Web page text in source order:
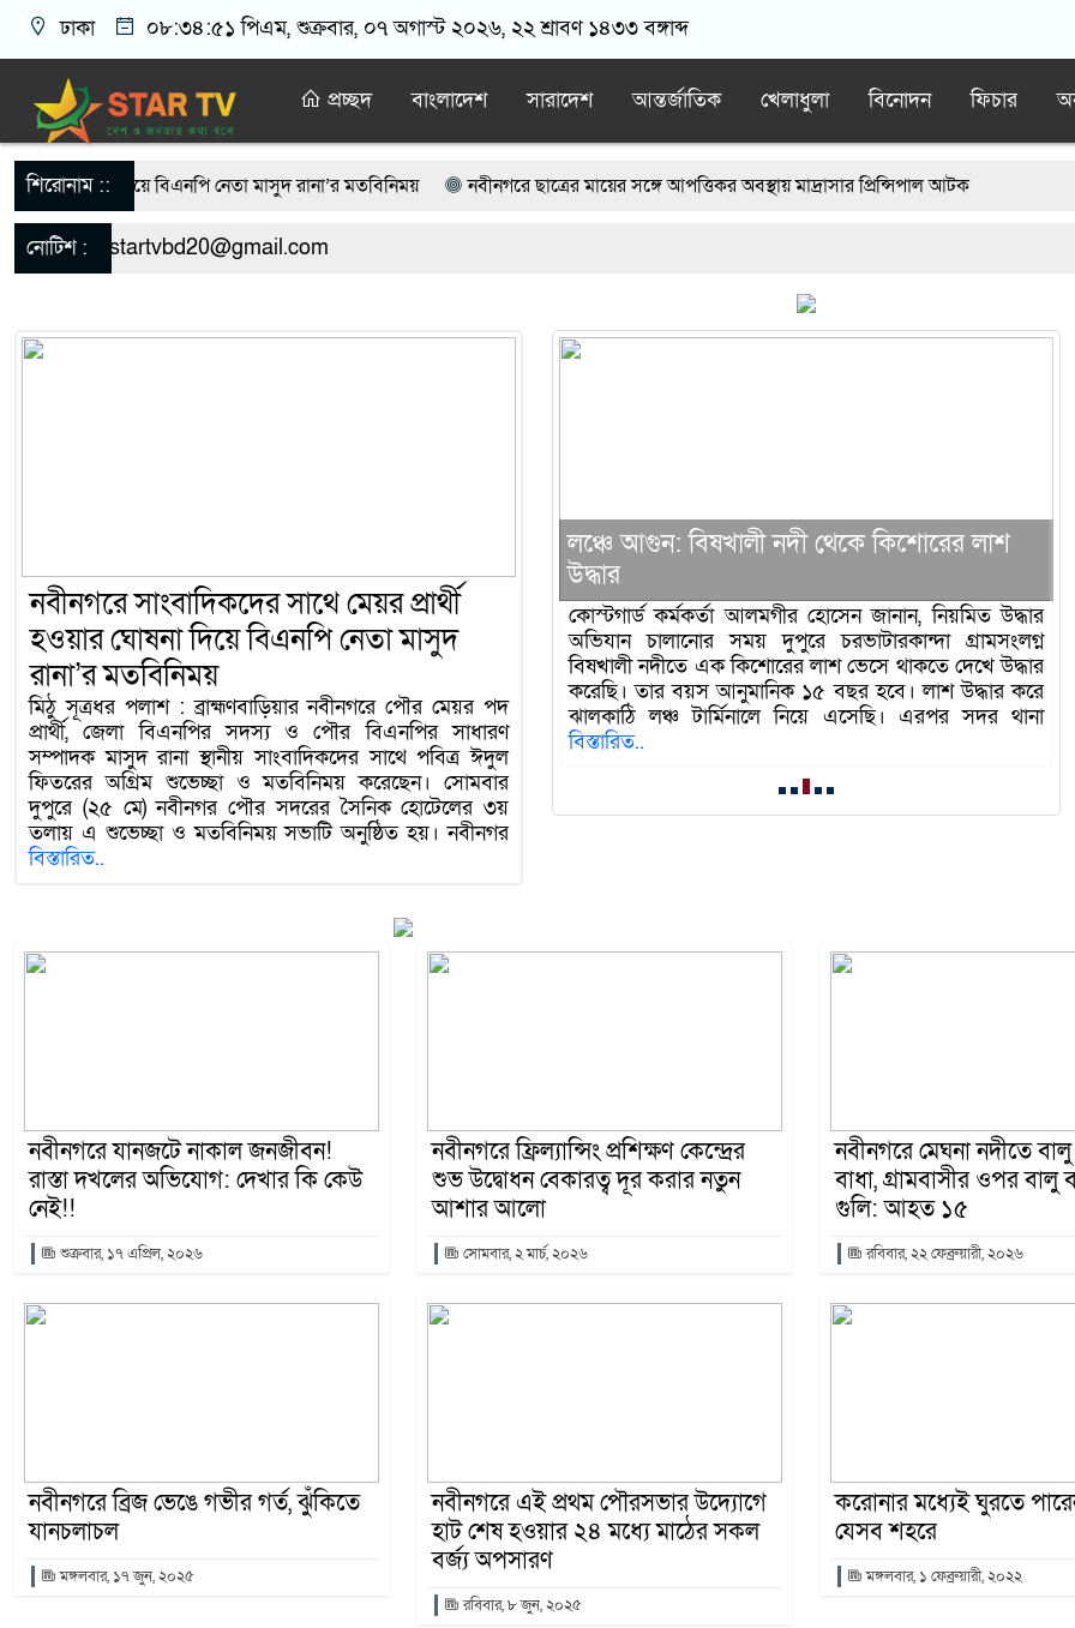
ঢাকা ০৮:৩৪:৫২ পিএম, শুক্রবার, ০৭ অগাস্ট ২০২৬, ২২ শ্রাবণ ১৪৩৩ বঙ্গাব্দ
প্রচ্ছদ বাংলাদেশ সারাদেশ আন্তর্জাতিক খেলাধুলা বিনোদন ফিচার
শিরোনাম ::
বিএনপি নেতা মাসুদ রানা’র মতবিনিময়
নবীনগরে ছাত্রের মায়ের সঙ্গে আপত্তিকর অবস্থায় মাদ্রাসার প্রিন্সিপাল আটক
গ্রেফতার ৫
নবীনগরের খাগাতুয়া গ্রামে তিন র‍্যাব সদস্য লাঞ্ছিত
নবীনগরে জনবান্ধব তিন সিদ্ধান্তের প্রশংসায় ভাসছেন এমপি আব্দুল মান্নান
নোটিশ :
নবীনগরে সাংবাদিকদের সাথে মেয়র প্রার্থী
হওয়ার ঘোষনা দিয়ে বিএনপি নেতা মাসুদ
রানা’র মতবিনিময়
মিঠু সূত্রধর পলাশ : ব্রাহ্মণবাড়িয়ার নবীনগরে পৌর মেয়র পদ
প্রার্থী, জেলা বিএনপির সদস্য ও পৌর বিএনপির সাধারণ
সম্পাদক মাসুদ রানা স্থানীয় সাংবাদিকদের সাথে পবিত্র ঈদুল
ফিতরের অগ্রিম শুভেচ্ছা ও মতবিনিময় করেছেন। সোমবার
দুপুরে (২৫ মে) নবীনগর পৌর সদরের সৈনিক হোটেলের ৩য়
তলায় এ শুভেচ্ছা ও মতবিনিময় সভাটি অনুষ্ঠিত হয়। নবীনগর
বিস্তারিত..
আলোচিত শাহানুর হত্যা মামলার
গ্রেপ্তার করেছে পুলিশ। নবীনগর
উচ্চ আদালতের নির্দেশনায় শাহনূর হত্যা
থানায় রুজু করা হয় এবং আবু তাহের
আসামি হওয়ায় গ্রেফতার করে বিজ্ঞ
লঞ্চে আগুন: বিষখালী নদী থেকে কিশোরের লাশ
উদ্ধার
কোস্টগার্ড কর্মকর্তা আলমগীর হোসেন জানান, নিয়মিত উদ্ধার
অভিযান চালানোর সময় দুপুরে চরভাটারকান্দা গ্রামসংলগ্ন
বিষখালী নদীতে এক কিশোরের লাশ ভেসে থাকতে দেখে উদ্ধার
করেছি। তার বয়স আনুমানিক ১৫ বছর হবে। লাশ উদ্ধার করে
ঝালকাঠি লঞ্চ টার্মিনালে নিয়ে এসেছি। এরপর সদর থানা
বিস্তারিত..
মুজিব উদ্যানে
এর আগে দুপুর ২টা ৩০
হাজারীর মরদেহবাহী ফ্রিজার
এ সময় শেষবারের মতো
হাজী আবদুল গনি হাজারী
অনুসারী ও আওয়ামী
নবীনগরে যানজটে নাকাল জনজীবন!
রাস্তা দখলের অভিযোগ: দেখার কি কেউ
নেই!!
শুক্রবার, ১৭ এপ্রিল, ২০২৬
নবীনগরে ফ্রিল্যান্সিং প্রশিক্ষণ কেন্দ্রের
শুভ উদ্বোধন বেকারত্ব দূর করার নতুন
আশার আলো
সোমবার, ২ মার্চ, ২০২৬
নবীনগরে মেঘনা নদীতে
বাধা, গ্রামবাসীর ওপর বালু
গুলি: আহত ১৫
রবিবার, ২২ ফেব্রুয়ারী, ২০২৬
নবীনগরে ব্রিজ ভেঙে গভীর গর্ত, ঝুঁকিতে
যানচলাচল
মঙ্গলবার, ১৭ জুন, ২০২৫
নবীনগরে এই প্রথম পৌরসভার উদ্যোগে
হাট শেষ হওয়ার ২৪ মধ্যে মাঠের সকল
বর্জ্য অপসারণ
রবিবার, ৮ জুন, ২০২৫
করোনার মধ্যেই ঘুরতে
যেসব শহরে
মঙ্গলবার, ১ ফেব্রুয়ারী, ২০২২